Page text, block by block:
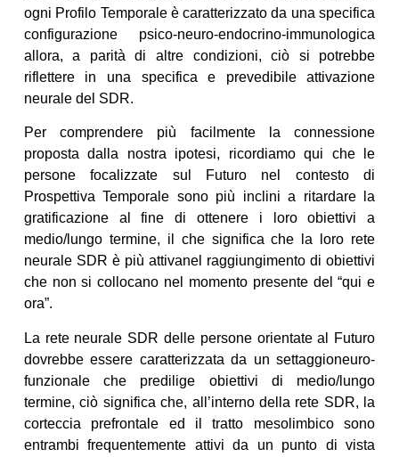
ogni Profilo Temporale è caratterizzato da una specifica
configurazione psico-neuro-endocrino-immunologica
allora, a parità di altre condizioni, ciò si potrebbe
riflettere in una specifica e prevedibile attivazione
neurale del SDR.
Per comprendere più facilmente la connessione
proposta dalla nostra ipotesi, ricordiamo qui che le
persone focalizzate sul Futuro nel contesto di
Prospettiva Temporale sono più inclini a ritardare la
gratificazione al fine di ottenere i loro obiettivi a
medio/lungo termine, il che significa che la loro rete
neurale SDR è più attivanel raggiungimento di obiettivi
che non si collocano nel momento presente del “qui e
ora”.
La rete neurale SDR delle persone orientate al Futuro
dovrebbe essere caratterizzata da un settaggioneuro-
funzionale che predilige obiettivi di medio/lungo
termine, ciò significa che, all’interno della rete SDR, la
corteccia prefrontale ed il tratto mesolimbico sono
entrambi frequentemente attivi da un punto di vista